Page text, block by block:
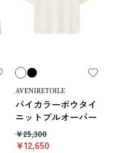
AVENIRETOILE
バイカラーボウタイ
ニットプルオーバー
￥25,300
￥12,650